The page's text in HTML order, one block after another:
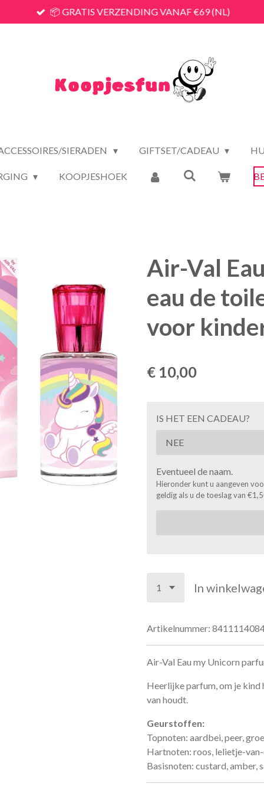
📦 GRATIS VERZENDING VANAF €69 (NL)
SIERADEN GIFTSET/CADEAU
KOOPJESHOEK
Air-Val
eau de
voor
€ 10,00
IS HET EEN CADEAU?
Eventueel de naam.
Hieronder kunt u aangeven
geldig als u de toeslag van
In
Artikelnummer:
Air-Val Eau my Unicorn
Heerlijke parfum, om je kind
van houdt.
Geurstoffen:
Topnoten: aardbei, peer,
Hartnoten: roos, lelietje-
Basisnoten: custard, amber,